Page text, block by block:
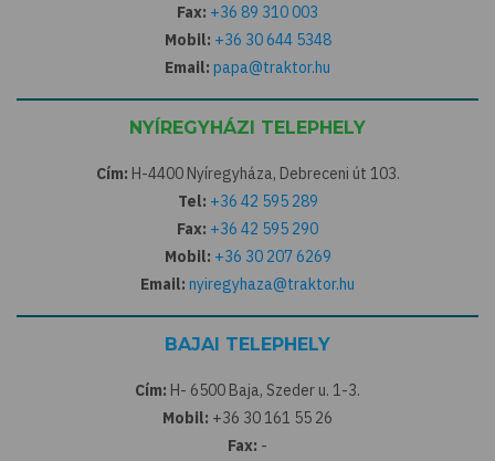
Fax: +36 89 310 003
Mobil: +36 30 644 5348
Email: papa@traktor.hu
NYÍREGYHÁZI TELEPHELY
Cím: H-4400 Nyíregyháza, Debreceni út 103.
Tel: +36 42 595 289
Fax: +36 42 595 290
Mobil: +36 30 207 6269
Email: nyiregyhaza@traktor.hu
BAJAI TELEPHELY
Cím: H- 6500 Baja, Szeder u. 1-3.
Mobil: +36 30 161 55 26
Fax: -